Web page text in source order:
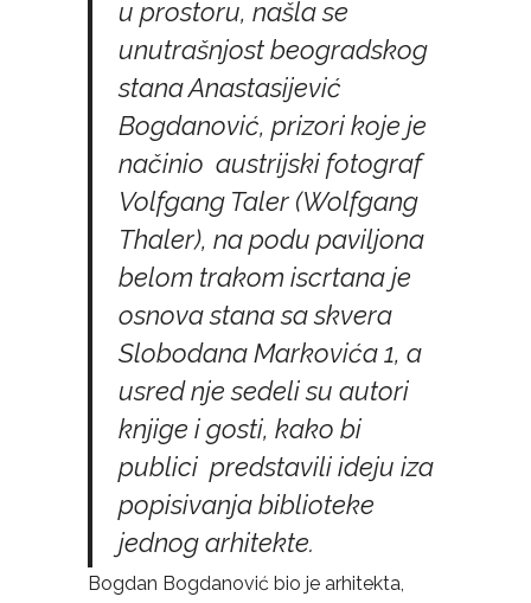
u prostoru, našla se
unutrašnjost beogradskog
stana Anastasijević
Bogdanović, prizori koje je
načinio austrijski fotograf
Volfgang Taler (Wolfgang
Thaler), na podu paviljona
belom trakom iscrtana je
osnova stana sa skvera
Slobodana Markovića 1, a
usred nje sedeli su autori
knjige i gosti, kako bi
publici predstavili ideju iza
popisivanja biblioteke
jednog arhitekte.
Bogdan Bogdanović bio je arhitekta,